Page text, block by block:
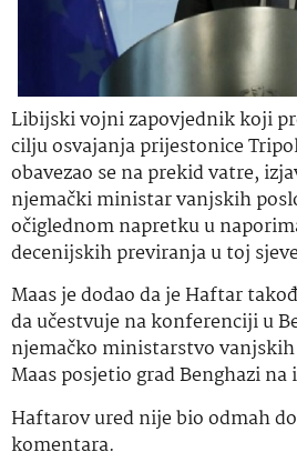
Libijski vojni zapovjednik koji
cilju osvajanja prijestonice
obavezao se na prekid vatre,
njemački ministar vanjskih
očiglednom napretku u
decenijskih previranja u toj
Maas je dodao da je Haftar
da učestvuje na konferenciji u
njemačko ministarstvo
Maas posjetio grad Benghazi
Haftarov ured nije bio odmah
komentara.